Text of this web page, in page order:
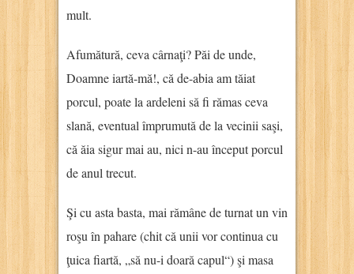
mult.
Afumătură, ceva cârnaţi? Păi de unde,
Doamne iartă-mă!, că de-abia am tăiat
porcul, poate la ardeleni să fi rămas ceva
slană, eventual împrumută de la vecinii saşi,
că ăia sigur mai au, nici n-au început porcul
de anul trecut.
Şi cu asta basta, mai rămâne de turnat un vin
roşu în pahare (chit că unii vor continua cu
ţuica fiartă, „să nu-i doară capul“) şi masa